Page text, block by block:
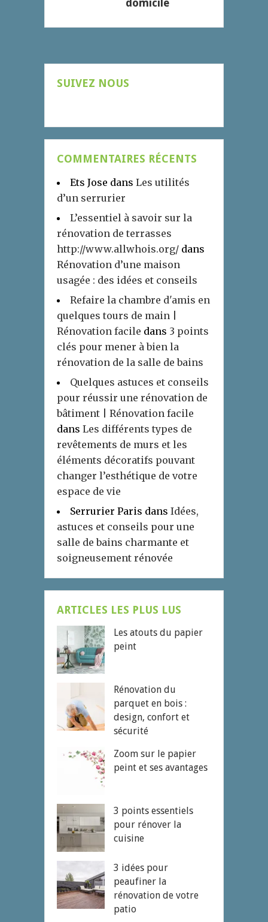
domicile
SUIVEZ NOUS
COMMENTAIRES RÉCENTS
Ets Jose dans Les utilités
d’un serrurier
L’essentiel à savoir sur la
rénovation de terrasses
http://www.allwhois.org/ dans
Rénovation d’une maison
usagée : des idées et conseils
Refaire la chambre d'amis en
quelques tours de main |
Rénovation facile dans 3 points
clés pour mener à bien la
rénovation de la salle de bains
Quelques astuces et conseils
pour réussir une rénovation de
bâtiment | Rénovation facile
dans Les différents types de
revêtements de murs et les
éléments décoratifs pouvant
changer l’esthétique de votre
espace de vie
Serrurier Paris dans Idées,
astuces et conseils pour une
salle de bains charmante et
soigneusement rénovée
ARTICLES LES PLUS LUS
Les atouts du papier
peint
Rénovation du
parquet en bois :
design, confort et
sécurité
Zoom sur le papier
peint et ses avantages
3 points essentiels
pour rénover la
cuisine
3 idées pour
peaufiner la
rénovation de votre
patio